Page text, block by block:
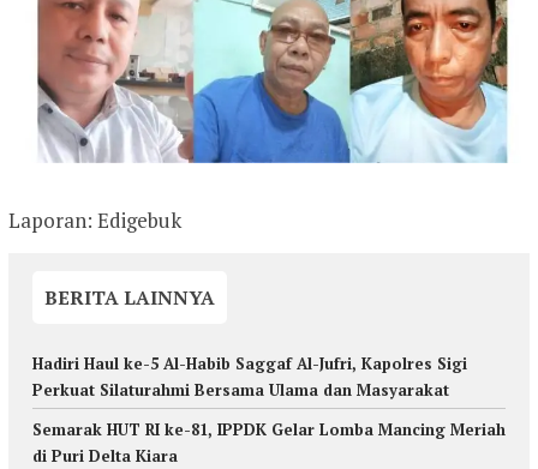
Laporan: Edigebuk
BERITA LAINNYA
Hadiri Haul ke-5 Al-Habib Saggaf Al-Jufri, Kapolres Sigi
Perkuat Silaturahmi Bersama Ulama dan Masyarakat
Semarak HUT RI ke-81, IPPDK Gelar Lomba Mancing Meriah
di Puri Delta Kiara